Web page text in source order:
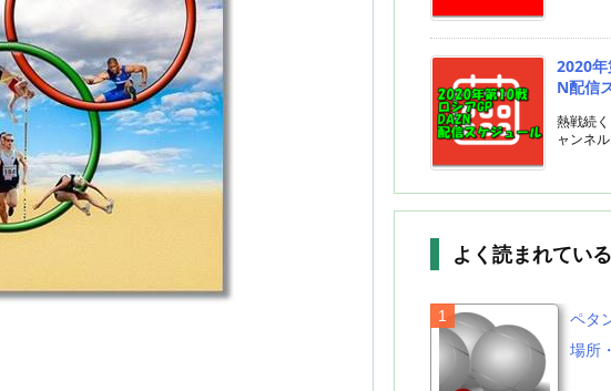
2020
N配信
熱戦続
ャンネ
よく読まれてい
ペタ
場所